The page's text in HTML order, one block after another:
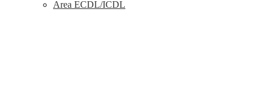
Area ECDL/ICDL